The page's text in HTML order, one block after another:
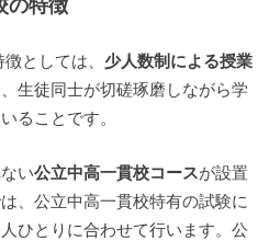
の特徴
としては、 少人数制による授業
生徒同士が切磋琢磨しながら学
ることです。
い公立中高一貫校コースが設置
、公立中高一貫校特有の試験に
ひとりに合わせて行います。公